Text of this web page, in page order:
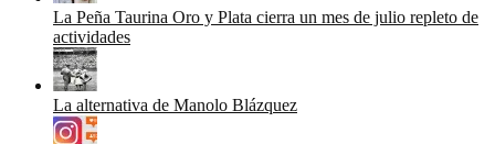
La Peña Taurina Oro y Plata cierra un mes de julio repleto de
actividades
La alternativa de Manolo Blázquez